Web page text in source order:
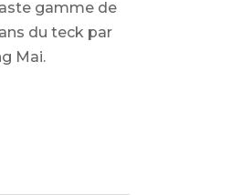
gamme de
du teck par
Mai.